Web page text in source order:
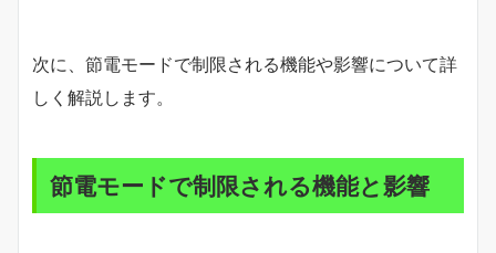
次に、節電モードで制限される機能や影響について詳
しく解説します。
節電モードで制限される機能と影響